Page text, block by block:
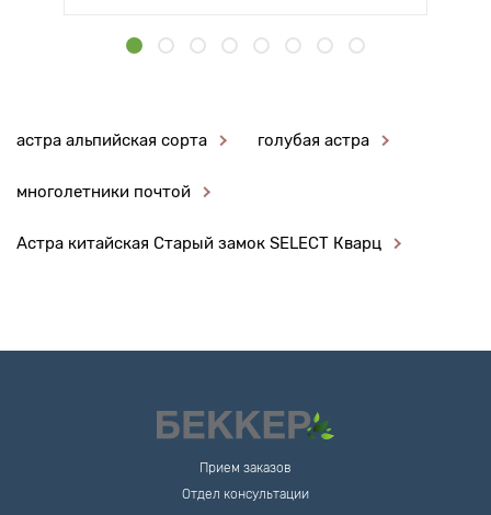
астра альпийская сорта голубая астра
многолетники почтой
Астра китайская Старый замок SELECT Кварц
Прием заказов
Отдел консультации